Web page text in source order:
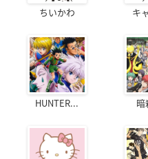
ちいかわ キ
HUNTER... 暗